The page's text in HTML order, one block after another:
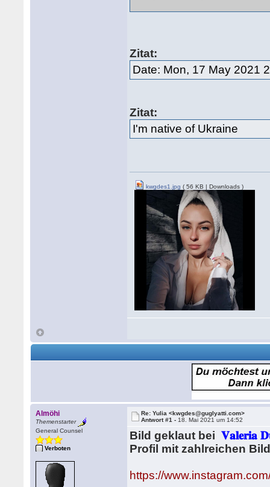
Zitat:
Date: Mon, 17 May 2021
Zitat:
I'm native of Ukraine
kwgdes1.jpg ( 56 KB | Downloads )
Almöhi
Themenstarter
General Counsel
Verboten
Re: Yulia <kwgdes@guglyatti.com>
Antwort #1 - 18. Mai 2021 um 14:52
Bild geklaut bei𝐕𝐚𝐥𝐞𝐫𝐢𝐚
Profil mit zahlreichen
https://